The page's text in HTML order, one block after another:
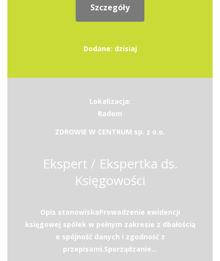
Szczegóły
Dodane: dzisiaj
Lokalizacja:
Radom
ZDROWIE W CENTRUM sp. z o.o.
Ekspert / Ekspertka ds.
Księgowości
Opis stanowiskaProwadzenie ewidencji
księgowej spółek w pełnym zakresie z dbałością
o spójność danych i zgodność z
przepisami.Sporządzanie...